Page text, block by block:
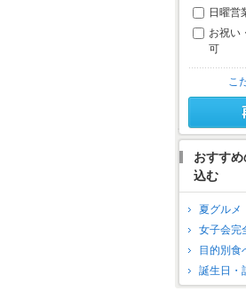
日曜営
お祝い
可
こ
おすす
込む
夏グルメ
女子会完
目的別食
誕生日・